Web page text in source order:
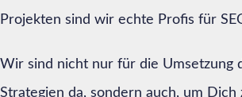
Projekten sind wir echte Profis für
Wir sind nicht nur für die Umsetzung
Strategien da, sondern auch, um Dich